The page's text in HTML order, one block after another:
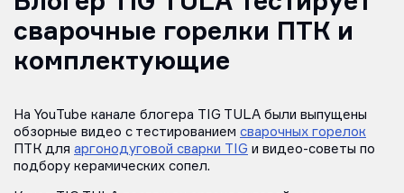
сварочные горелки ПТК и
комплектующие
На YouTube канале блогера TIG TULA были выпущены
обзорные видео с тестированием сварочных горелок
ПТК для аргонодуговой сварки TIG и видео-советы по
подбору керамических сопел.